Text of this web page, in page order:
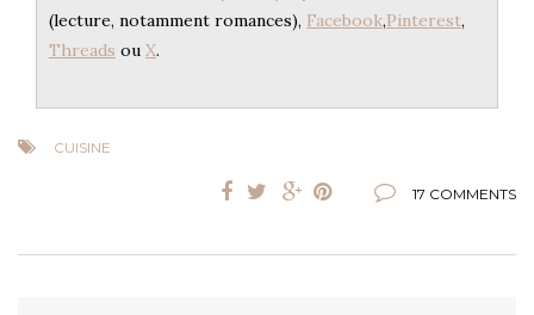
(lecture, notamment romances), Facebook,Pinterest,
Threads ou X.
CUISINE
17 COMMENTS